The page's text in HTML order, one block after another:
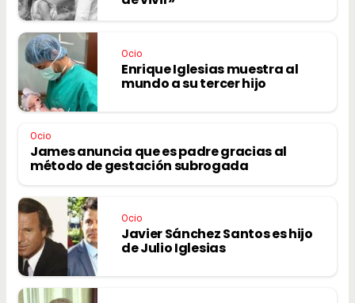
Ocio
Enrique Iglesias muestra al
mundo a su tercer hijo
Ocio
James anuncia que es padre gracias al
método de gestación subrogada
Ocio
Javier Sánchez Santos es hijo
de Julio Iglesias